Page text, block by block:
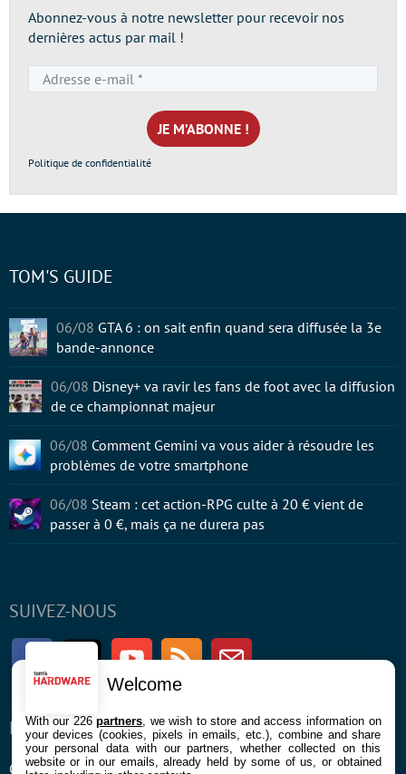
Abonnez-vous à notre newsletter pour recevoir nos
dernières actus par mail !
e-
mail
*
Politique de confidentialité
SUIVEZ-NOUS
FacebookTwitter Youtube RSS Newsletter
ENTREPRISE
Confidentialité et Cookies
À PROPOS
Contact
TOM'S GUIDE
06/08 GTA 6 : on sait enfin quand sera diffusée la 3e
bande-annonce
06/08 Disney+ va ravir les fans de foot avec la diffusion
de ce championnat majeur
06/08 Comment Gemini va vous aider à résoudre les
problèmes de votre smartphone
06/08 Steam : cet action-RPG culte à 20 € vient de
passer à 0 €, mais ça ne durera pas
Welcome
With our 226partners , we wish to store and access information on
your devices (cookies, pixels in emails, etc.), combine and share
your personal data with our partners, whether collected on this
website or in our emails, already held by some of us, or obtained